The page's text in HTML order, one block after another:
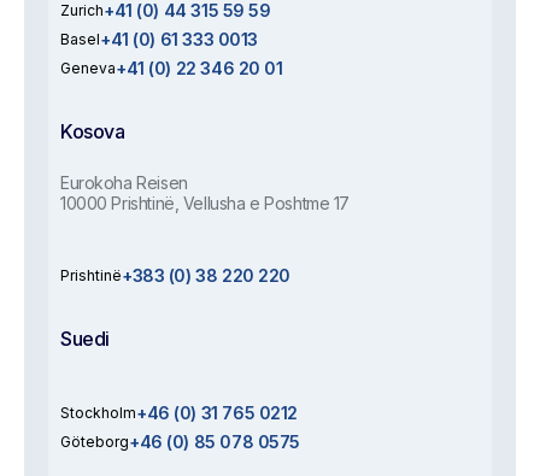
Zurich+41 (0) 44 315 59 59
Basel+41 (0) 61 333 0013
Geneva+41 (0) 22 346 20 01
Kosova
Eurokoha Reisen
10000 Prishtinë, Vellusha e Poshtme 17
Prishtinë+383 (0) 38 220 220
Suedi
Stockholm+46 (0) 31 765 0212
Göteborg+46 (0) 85 078 0575